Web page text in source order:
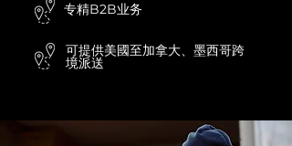
专精B2B业务
可提供美國至加拿大、墨西哥跨
境派送